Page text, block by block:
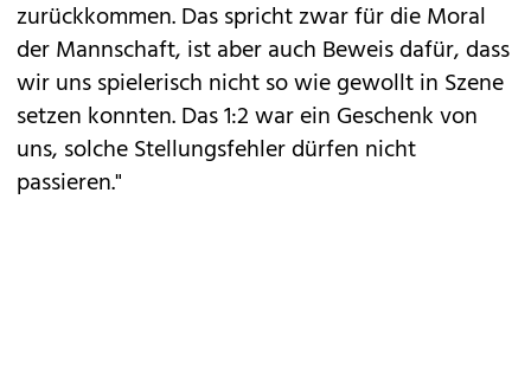
zurückkommen. Das spricht zwar für die Moral
der Mannschaft, ist aber auch Beweis dafür, dass
wir uns spielerisch nicht so wie gewollt in Szene
setzen konnten. Das 1:2 war ein Geschenk von
uns, solche Stellungsfehler dürfen nicht
passieren."